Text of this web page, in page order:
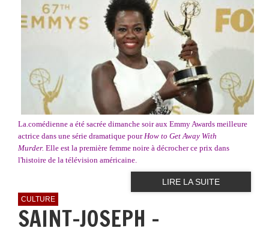
La.comédienne a été sacrée dimanche soir aux Emmy Awards meilleure
actrice dans une série dramatique pour How to Get Away With
Murder. Elle est la première femme noire à décrocher ce prix dans
l'histoire de la télévision américaine.
LIRE LA SUITE
CULTURE
SAINT-JOSEPH -